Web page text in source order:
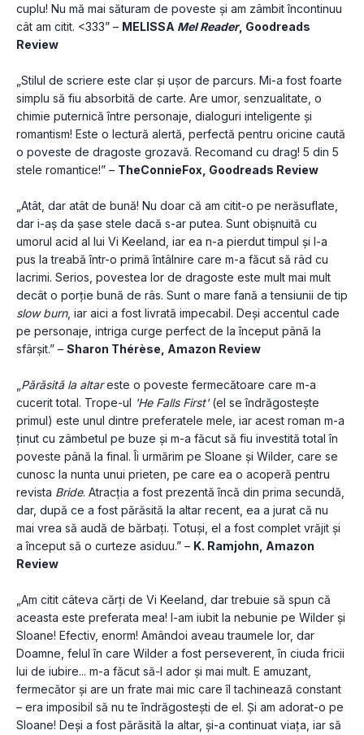
cuplu! Nu mă mai săturam de poveste și am zâmbit încontinuu
cât am citit. <333” – MELISSA Mel Reader, Goodreads
Review
„Stilul de scriere este clar și ușor de parcurs. Mi-a fost foarte
simplu să fiu absorbită de carte. Are umor, senzualitate, o
chimie puternică între personaje, dialoguri inteligente și
romantism! Este o lectură alertă, perfectă pentru oricine caută
o poveste de dragoste grozavă. Recomand cu drag! 5 din 5
stele romantice!” – TheConnieFox, Goodreads Review
„Atât, dar atât de bună! Nu doar că am citit-o pe nerăsuflate,
dar i-aș da șase stele dacă s-ar putea. Sunt obișnuită cu
umorul acid al lui Vi Keeland, iar ea n-a pierdut timpul și l-a
pus la treabă într-o primă întâlnire care m-a făcut să râd cu
lacrimi. Serios, povestea lor de dragoste este mult mai mult
slow burn, iar aici a fost livrată impecabil. Deși accentul cade
pe personaje, intriga curge perfect de la început până la
sfârșit.” – Sharon Thérèse, Amazon Review
Părăsită la altar este o poveste fermecătoare care m-a
cucerit total. Trope-ul 'He Falls First' (el se îndrăgostește
primul) este unul dintre preferatele mele, iar acest roman m-a
ținut cu zâmbetul pe buze și m-a făcut să fiu investită total în
poveste până la final. Îi urmărim pe Sloane și Wilder, care se
cunosc la nunta unui prieten, pe care ea o acoperă pentru
revista Bride. Atracția a fost prezentă încă din prima secundă,
dar, după ce a fost părăsită la altar recent, ea a jurat că nu
mai vrea să audă de bărbați. Totuși, el a fost complet vrăjit și
a început să o curteze asiduu.” – K. Ramjohn, Amazon
Review
„Am citit câteva cărți de Vi Keeland, dar trebuie să spun că
aceasta este preferata mea! I-am iubit la nebunie pe Wilder și
Sloane! Efectiv, enorm! Amândoi aveau traumele lor, dar
Doamne, felul în care Wilder a fost perseverent, în ciuda fricii
lui de iubire... m-a făcut să-l ador și mai mult. E amuzant,
fermecător și are un frate mai mic care îl tachinează constant
– era imposibil să nu te îndrăgostești de el. Și am adorat-o pe
Sloane! Deși a fost părăsită la altar, și-a continuat viața, iar să